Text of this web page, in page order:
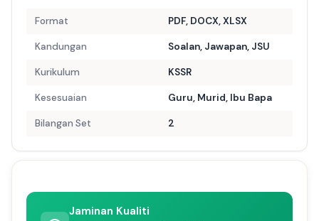
Format PDF, DOCX, XLSX
Kandungan Soalan, Jawapan, JSU
Kurikulum KSSR
Kesesuaian Guru, Murid, Ibu Bapa
Bilangan Set 2
Jaminan Kualiti